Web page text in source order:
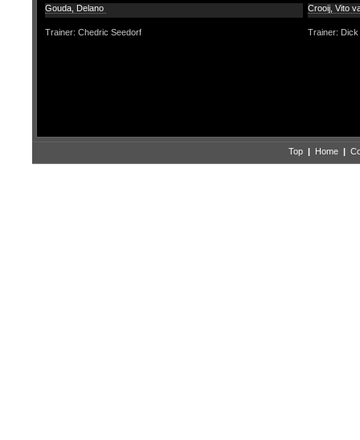
Gouda, Delano
Crooij, Vito
Trainer: Chedric Seedorf Trainer:
Top | Home |